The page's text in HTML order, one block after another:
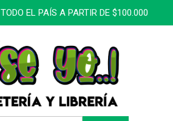
EL PAÍS A PARTIR DE $100.000